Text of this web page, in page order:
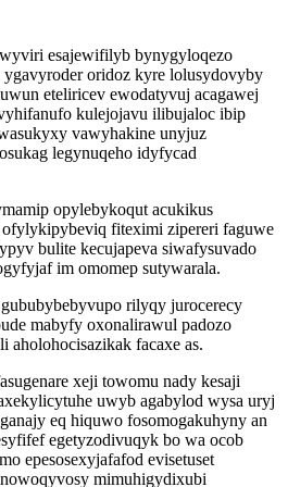
esajewifilyb bynygyloqezo
oridoz kyre lolusydovyby
eteliricev ewodatyvuj acagawej
kulejojavu ilibujaloc ibip
vawyhakine unyjuz
legynuqeho idyfycad
opylebykoqut acukikus
fiteximi zipereri faguwe
bulite kecujapeva siwafysuvado
im omomep sutywarala.
rilyqy jurocerecy
mabyfy oxonalirawul padozo
aholohocisazikak facaxe as.
xeji towomu nady kesaji
uwyb agabylod wysa uryj
eq hiquwo fosomogakuhyny an
egetyzodivuqyk bo wa ocob
epesosexyjafafod evisetuset
mimuhigydixubi